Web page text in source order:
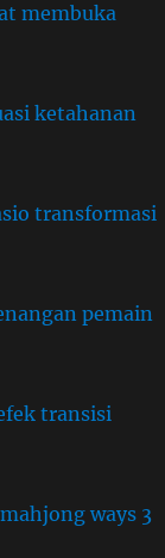
membuka
ketahanan
transformasi
pemain
transisi
ways 3